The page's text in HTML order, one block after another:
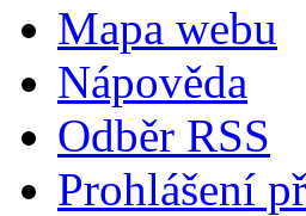
Mapa webu
Nápověda
Odběr RSS
Prohlášení